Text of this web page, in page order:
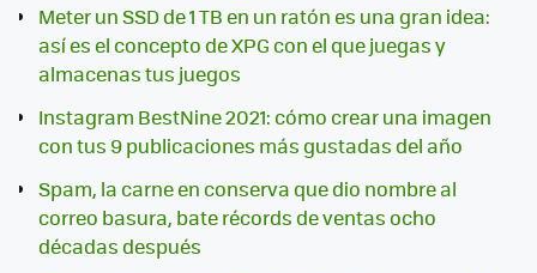
Meter un SSD de 1 TB en un ratón es una gran idea:
así es el concepto de XPG con el que juegas y
almacenas tus juegos
Instagram BestNine 2021: cómo crear una imagen
con tus 9 publicaciones más gustadas del año
Spam, la carne en conserva que dio nombre al
correo basura, bate récords de ventas ocho
décadas después